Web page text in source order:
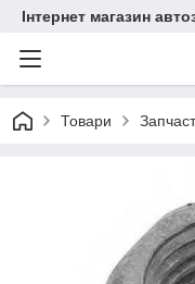
Інтернет магазин
Товари